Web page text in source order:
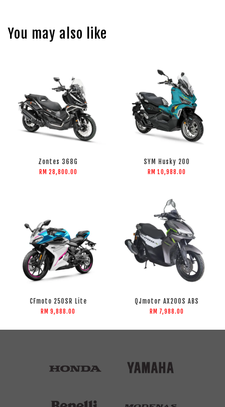
You may also like
Zontes 368G
RM 28,800.00
SYM Husky 200
RM 10,988.00
CFmoto 250SR Lite
RM 9,888.00
QJmotor AX200S ABS
RM 7,988.00